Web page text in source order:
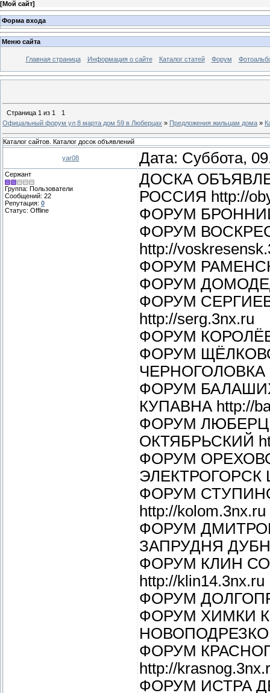
[Мой сайт]
Форма входа
Меню сайта
Главная страница Информация о сайте Каталог статей Форум
Страница 1 из 1
1
Офицальный форум ул 8 марта дом 59 в Люберцах » Предложения жильцам дома »
Каталог сайтов. Каталог досок объявлений
yar08 Дата: Суббота,
Сержант
Группа: Пользователи
Сообщений: 22
Репутация: 0
Статус: Offline
ДОСКА
РОССИЯ http://
ФОРУМ
ФОРУМ
http://
ФОРУМ
ФОРУМ
ФОРУМ
http://serg.3nx.ru
ФОРУМ
ФОРУМ
ЧЕРНОГОЛОВКА
ФОРУМ
КУПАВНА http://
ФОРУМ
ОКТЯБРЬСКИЙ
ФОРУМ
ЭЛЕКТРОГОРСК
ФОРУМ
http://kolom.3nx.ru
ФОРУМ
ЗАПРУДНЯ
ФОРУМ КЛИН
http://klin14.3nx.ru
ФОРУМ
ФОРУМ ХИМКИ
ФОРУМ
http://
ФОРУМ ИСТРА